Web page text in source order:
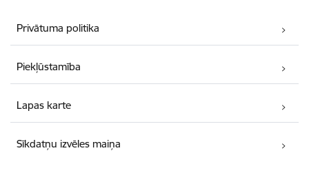
Privātuma politika
Piekļūstamība
Lapas karte
Sīkdatņu izvēles maiņa